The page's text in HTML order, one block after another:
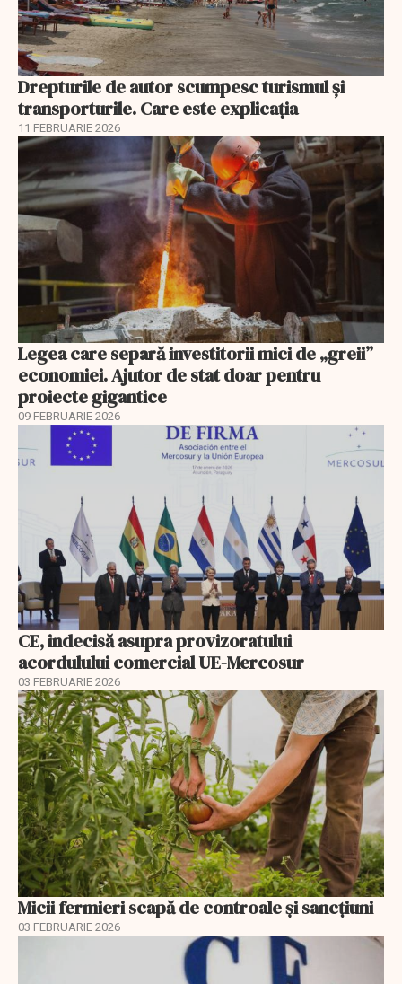
Drepturile de autor scumpesc turismul și
transporturile. Care este explicația
11 FEBRUARIE 2026
Legea care separă investitorii mici de „greii”
economiei. Ajutor de stat doar pentru
proiecte gigantice
09 FEBRUARIE 2026
CE, indecisă asupra provizoratului
acordulului comercial UE-Mercosur
03 FEBRUARIE 2026
Micii fermieri scapă de controale și sancțiuni
03 FEBRUARIE 2026